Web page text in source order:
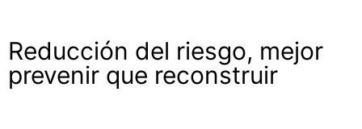
Reducción del riesgo, mejor
prevenir que reconstruir